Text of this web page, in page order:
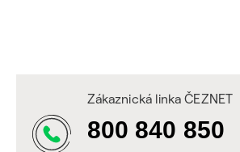
Zákaznická linka ČEZNET
800 840 850